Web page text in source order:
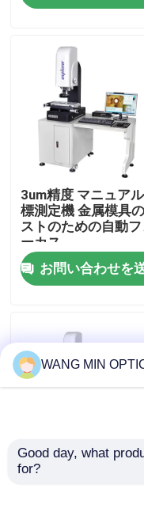
製品
ビデオ
わたしたち に つい
工場 ツアー
連絡 ください
事件
3um精度 マニュア
標測定機 金属模具
ストのための自動フ
ーカス
お問い合わせを
VMS-2010F 工業品質
WANG MIN
Good day, what
for?